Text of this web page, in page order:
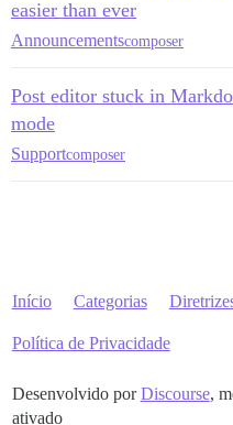
easier than ever
Announcementscomposer
Post editor stuck in
mode
Supportcomposer
Início Categorias
Política de Privacidade
Desenvolvido porDiscourse,
ativado